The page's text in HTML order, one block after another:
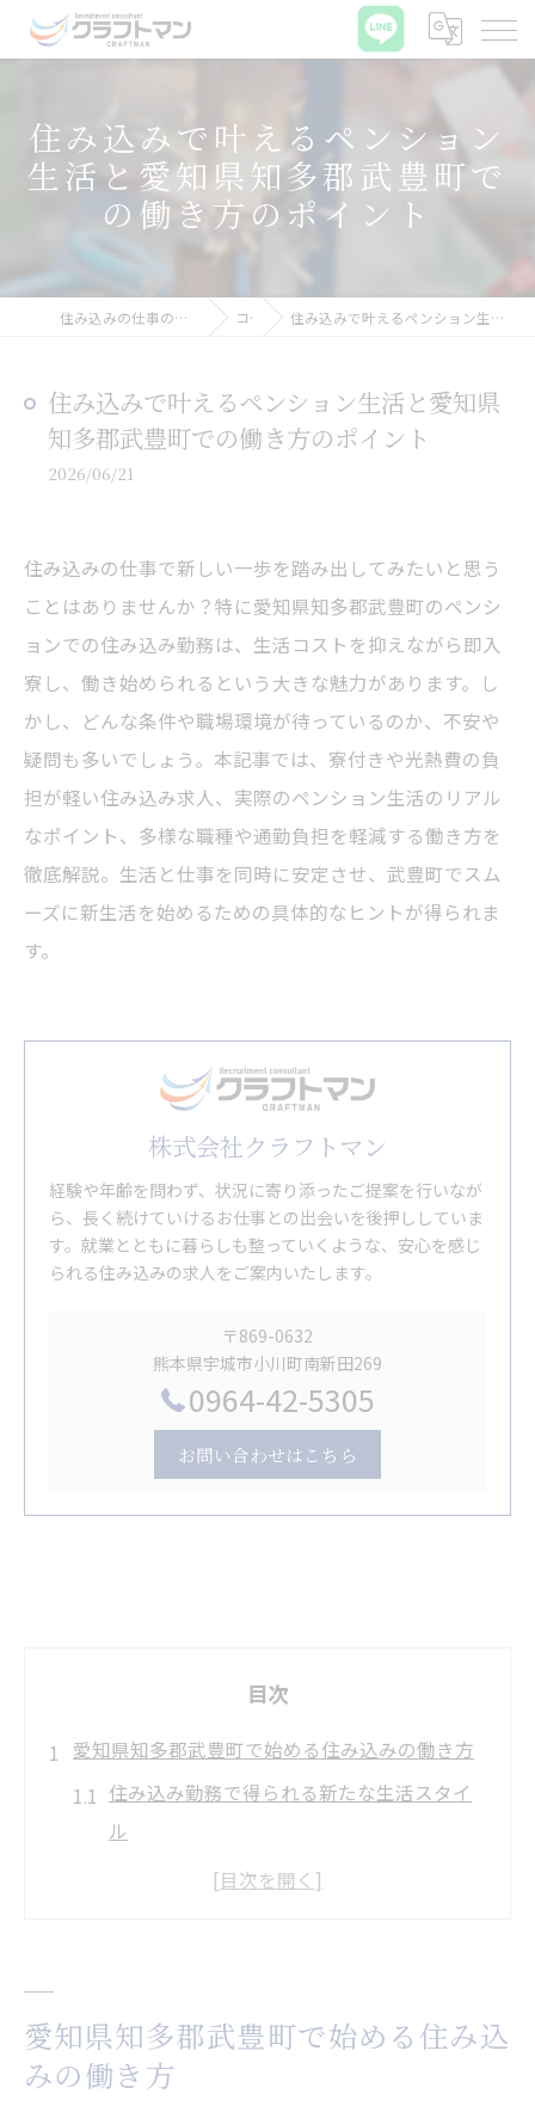
住み込みで叶えるペンション
生活と愛知県知多郡武豊町で
の働き方のポイント
住み込みの仕事の求人なら株式会社クラフトマン コラム 住み込みで叶えるペンション生活と愛知県知多郡武豊町での働き方のポイント
住み込みで叶えるペンション生活と愛知県
知多郡武豊町での働き方のポイント
2026/06/21
住み込みの仕事で新しい一歩を踏み出してみたいと思う
ことはありませんか？特に愛知県知多郡武豊町のペンシ
ョンでの住み込み勤務は、生活コストを抑えながら即入
寮し、働き始められるという大きな魅力があります。し
かし、どんな条件や職場環境が待っているのか、不安や
疑問も多いでしょう。本記事では、寮付きや光熱費の負
担が軽い住み込み求人、実際のペンション生活のリアル
なポイント、多様な職種や通勤負担を軽減する働き方を
徹底解説。生活と仕事を同時に安定させ、武豊町でスム
ーズに新生活を始めるための具体的なヒントが得られま
す。
株式会社クラフトマン
経験や年齢を問わず、状況に寄り添ったご提案を行いなが
ら、長く続けていけるお仕事との出会いを後押ししていま
す。就業とともに暮らしも整っていくような、安心を感じ
られる住み込みの求人をご案内いたします。
〒869-0632
熊本県宇城市小川町南新田269
0964-42-5305
お問い合わせはこちら
目次
愛知県知多郡武豊町で始める住み込みの働き方
住み込み勤務で得られる新たな生活スタイ
ル
ペンション住み込みが選ばれる理由とは
住み込み求人探しが武豊町生活の第一歩
住み込み求人の探し方と応募時の注意点
愛知県知多郡武豊町で始める住み込
みの働き方